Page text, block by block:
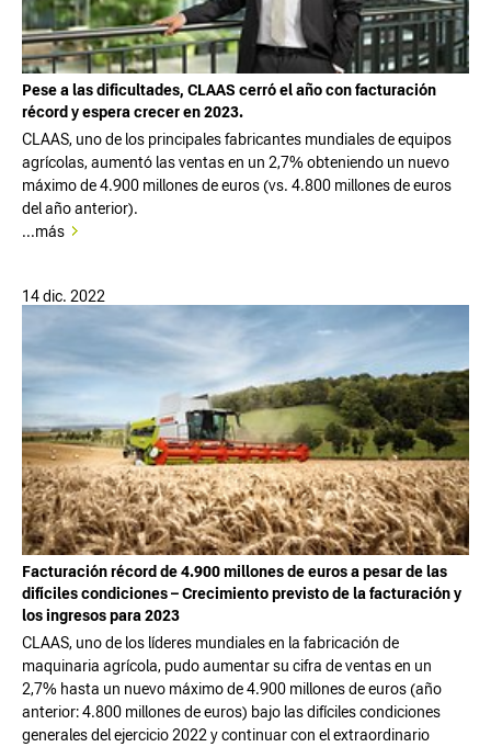
Pese a las dificultades, CLAAS cerró el año con facturación
récord y espera crecer en 2023.
CLAAS, uno de los principales fabricantes mundiales de equipos
agrícolas, aumentó las ventas en un 2,7% obteniendo un nuevo
máximo de 4.900 millones de euros (vs. 4.800 millones de euros
del año anterior).
...más
14 dic. 2022
Facturación récord de 4.900 millones de euros a pesar de las
difíciles condiciones – Crecimiento previsto de la facturación y
los ingresos para 2023
CLAAS, uno de los líderes mundiales en la fabricación de
maquinaria agrícola, pudo aumentar su cifra de ventas en un
2,7% hasta un nuevo máximo de 4.900 millones de euros (año
anterior: 4.800 millones de euros) bajo las difíciles condiciones
generales del ejercicio 2022 y continuar con el extraordinario